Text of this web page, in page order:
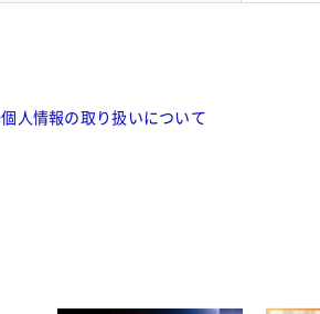
個人情報の取り扱いについて